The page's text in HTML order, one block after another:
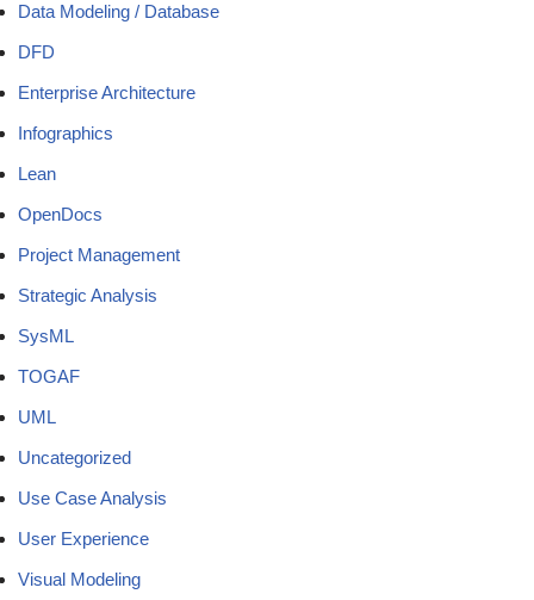
Data Modeling / Database
DFD
Enterprise Architecture
Infographics
Lean
OpenDocs
Project Management
Strategic Analysis
SysML
TOGAF
UML
Uncategorized
Use Case Analysis
User Experience
Visual Modeling